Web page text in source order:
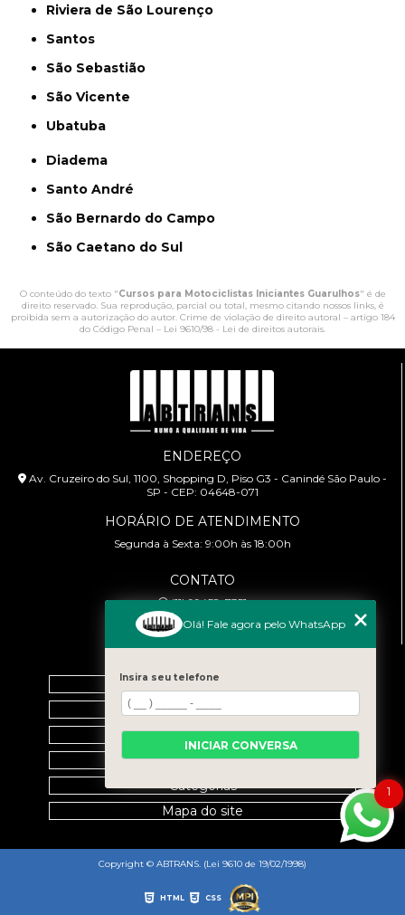
Riviera de São Lourenço
Santos
São Sebastião
São Vicente
Ubatuba
Diadema
Santo André
São Bernardo do Campo
São Caetano do Sul
O conteúdo do texto "Cursos para Motociclistas Iniciantes Guarulhos" é de
direito reservado. Sua reprodução, parcial ou total, mesmo citando nossos links, é
proibida sem a autorização do autor. Crime de violação de direito autoral – artigo 184
do Código Penal – Lei 9610/98 - Lei de direitos autorais.
ENDEREÇO
Av. Cruzeiro do Sul, 1100, Shopping D, Piso G3 - Canindé São Paulo -
SP - CEP: 04648-071
HORÁRIO DE ATENDIMENTO
Segunda à Sexta: 9:00h às 18:00h
CONTATO
(11) 99458-7351
cursoabtrans@gmail.com
Home
Empresa
Galeria
Contato
Categorias
Mapa do site
Copyright © ABTRANS. (Lei 9610 de 19/02/1998)
HTML CSS
1
Olá! Fale agora pelo WhatsApp
Insira seu telefone
INICIAR CONVERSA